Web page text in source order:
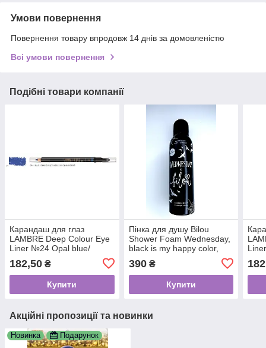
Умови повернення
Повернення товару впродовж 14 днів за домовленістю
Всі умови повернення
Подібні товари компанії
Карандаш для глаз
LAMBRE Deep Colour Eye
Liner №24 Opal blue/
182,50 ₴
Купити
Пінка для душу Bilou
Shower Foam Wednesday,
black is my happy color,
390₴
Купити
Акційні пропозиції та новинки
Новинка Подарунок